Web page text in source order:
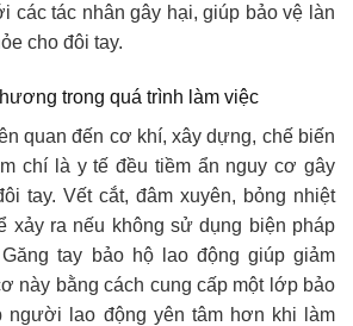
các tác nhân gây hại, giúp bảo vệ làn
cho đôi tay.
trong quá trình làm việc
quan đến cơ khí, xây dựng, chế biến
chí là y tế đều tiềm ẩn nguy cơ gây
tay. Vết cắt, đâm xuyên, bỏng nhiệt
xảy ra nếu không sử dụng biện pháp
tay bảo hộ lao động giúp giảm
này bằng cách cung cấp một lớp bảo
người lao động yên tâm hơn khi làm